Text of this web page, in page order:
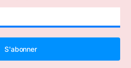
S'abonner